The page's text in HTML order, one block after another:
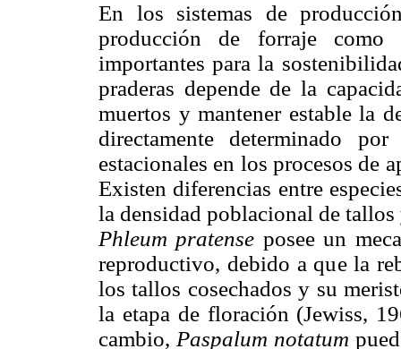
En los sistemas de
producción de forraje como
importantes para la
praderas depende de la
muertos y mantener estable la
directamente determinado
estacionales en los procesos de
Existen diferencias entre
la densidad poblacional de tallos
Phleum pratense posee un
reproductivo, debido a que la
los tallos cosechados y su
la etapa de floración (Jewiss,
cambio, Paspalum notatum